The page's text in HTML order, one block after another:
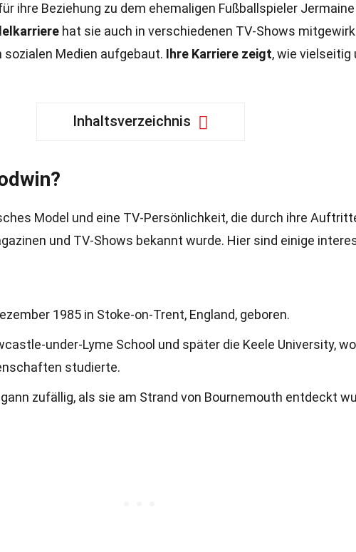
ihre Beziehung zu dem ehemaligen Fußballspieler
hat sie auch in verschiedenen TV-Shows
sozialen Medien aufgebaut. Ihre Karriere zeigt, wie vielseitig
Inhaltsverzeichnis
Model und eine TV-Persönlichkeit, die durch ihre
und TV-Shows bekannt wurde. Hier sind einige
1985 in Stoke-on-Trent, England, geboren.
under-Lyme School und später die Keele University,
studierte.
zufällig, als sie am Strand von Bournemouth entdeckt